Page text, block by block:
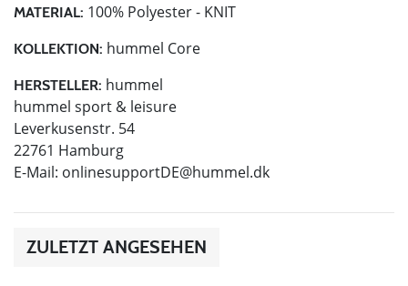
MATERIAL: 100% Polyester - KNIT
KOLLEKTION: hummel Core
HERSTELLER: hummel
hummel sport & leisure
Leverkusenstr. 54
22761 Hamburg
E-Mail: onlinesupportDE@hummel.dk
ZULETZT ANGESEHEN